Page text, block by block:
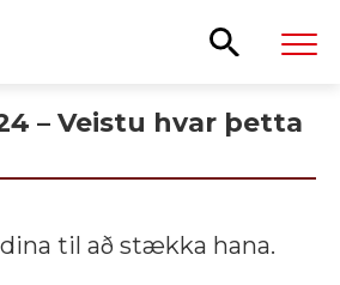
– Veistu hvar þetta
til að stækka hana.